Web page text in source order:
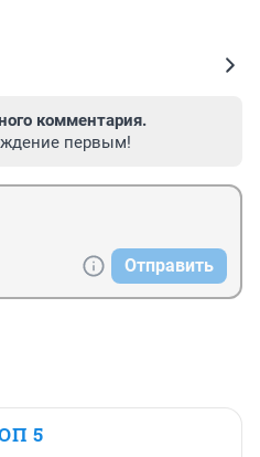
комментария.
первым!
Отправить
5